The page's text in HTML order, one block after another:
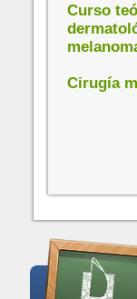
Curso
Cirugía